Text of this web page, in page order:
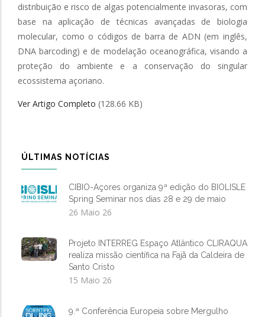
distribuição e risco de algas potencialmente invasoras, com
base na aplicação de técnicas avançadas de biologia
molecular, como o códigos de barra de ADN (em inglês,
DNA barcoding) e de modelação oceanográfica, visando a
proteção do ambiente e a conservação do singular
ecossistema açoriano.
Ver Artigo Completo (128.66 KB)
ÚLTIMAS NOTÍCIAS
CIBIO-Açores organiza 9ª edição do BIOLISLE
Spring Seminar nos dias 28 e 29 de maio
26 Maio 26
Projeto INTERREG Espaço Atlântico CLIRAQUA
realiza missão científica na Fajã da Caldeira de
Santo Cristo
15 Maio 26
9.ª Conferência Europeia sobre Mergulho